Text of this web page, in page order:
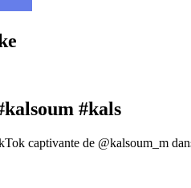
#kals
captivante de @kalsoum_m